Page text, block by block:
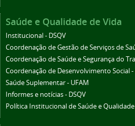
Saúde e Qualidade de Vida
Institucional - DSQV
Coordenação de Gestão de Serviços de
Coordenação de Saúde e Segurança do
Coordenação de Desenvolvimento Social -
Saúde Suplementar - UFAM
Informes e notícias - DSQV
Política Institucional de Saúde e